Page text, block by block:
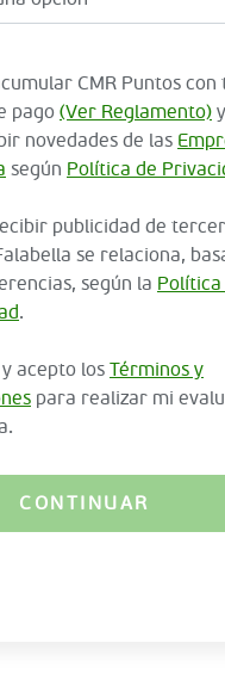
CMR Puntos con
pago (Ver Reglamento)
novedades de las
según Política de
publicidad de
se relaciona,
según la Política
.
acepto los Términos y
para realizar mi
CONTINUAR